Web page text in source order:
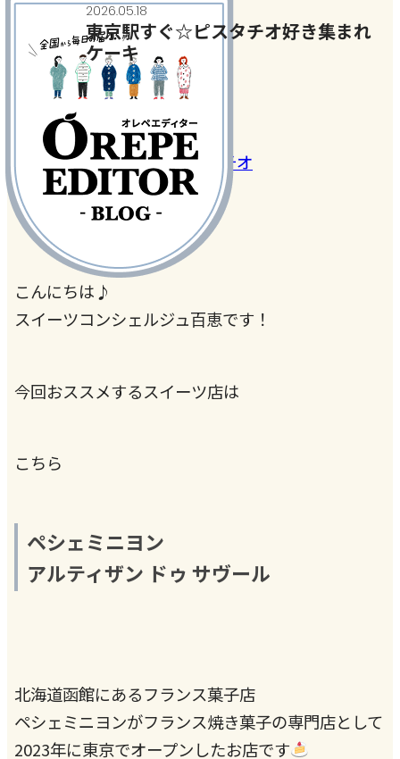
2026.05.18
東京駅すぐ☆ピスタチオ好き集まれ
ケーキ
おいしいもの発見
#おいしい店#ケーキ#ピスタチオ
こんにちは♪
スイーツコンシェルジュ百恵です！
今回おススメするスイーツ店は
こちら
ペシェミニヨン
アルティザン ドゥ サヴール
北海道函館にあるフランス菓子店
ペシェミニヨンがフランス焼き菓子の専門店として
2023年に東京でオープンしたお店です